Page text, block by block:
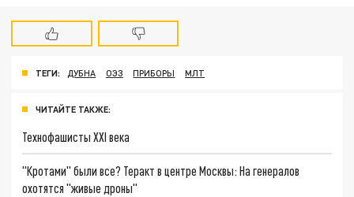
ТЕГИ: ДУБНА ОЭЗ ПРИБОРЫ МЛТ
ЧИТАЙТЕ ТАКЖЕ:
Технофашисты XXI века
"Кротами" были все? Теракт в центре Москвы: На генералов
охотятся "живые дроны"